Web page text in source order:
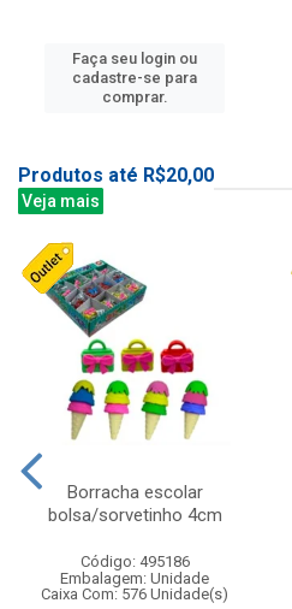
Faça seu login ou
cadastre-se para
comprar.
Produtos até R$20,00
Veja mais
Borracha escolar
bolsa/sorvetinho 4cm
Código: 495186
Embalagem: Unidade
Caixa Com: 576 Unidade(s)